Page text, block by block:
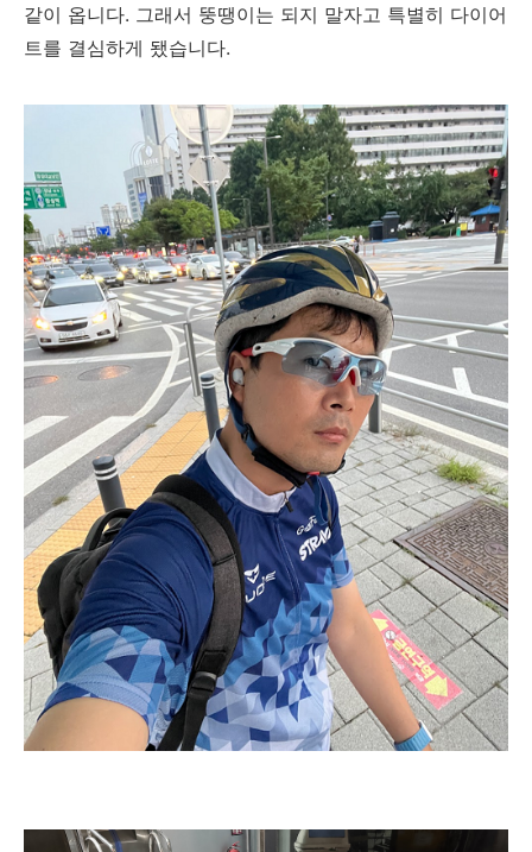
같이 옵니다. 그래서 뚱땡이는 되지 말자고 특별히 다이어
트를 결심하게 됐습니다.